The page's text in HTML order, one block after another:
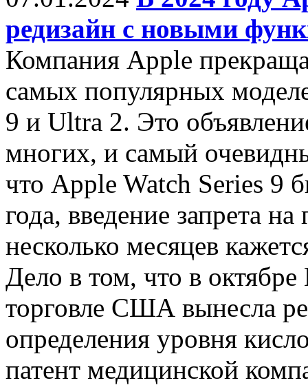
редизайн с новыми
Компания Apple
самых популярных
9 и Ultra 2. Это
многих, и самый
что Apple Watch Series 9
года, введение запрета
несколько месяцев
Дело в том, что в
торговле США вынесла
определения уровня
патент медицинской